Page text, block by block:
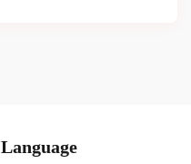
Language